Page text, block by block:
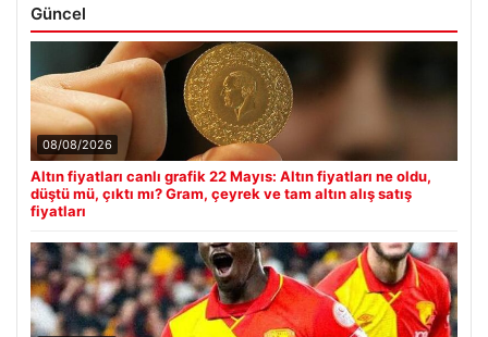
Güncel
08/08/2026
Altın fiyatları canlı grafik 22 Mayıs: Altın fiyatları ne oldu,
düştü mü, çıktı mı? Gram, çeyrek ve tam altın alış satış
fiyatları